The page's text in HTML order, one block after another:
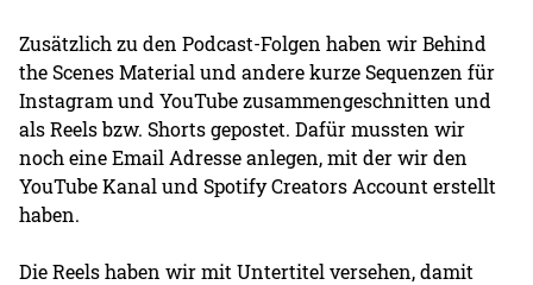
Zusätzlich zu den Podcast-Folgen haben wir Behind
the Scenes Material und andere kurze Sequenzen für
Instagram und YouTube zusammengeschnitten und
als Reels bzw. Shorts gepostet. Dafür mussten wir
noch eine Email Adresse anlegen, mit der wir den
YouTube Kanal und Spotify Creators Account erstellt
haben.
Die Reels haben wir mit Untertitel versehen, damit